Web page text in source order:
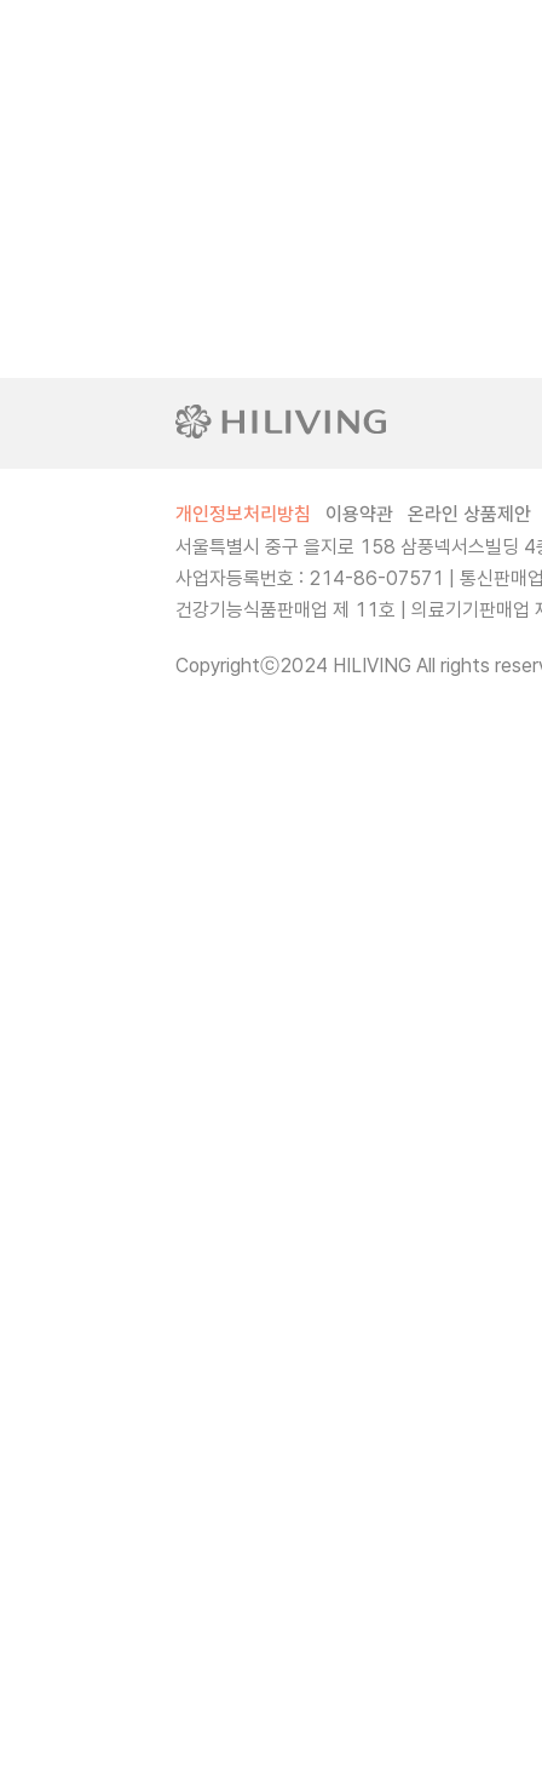
개인정보처리방침 이용약관
온라인 상품제안
서울특별시 중구 을지로 158 삼풍넥서스빌딩
사업자등록번호 : 214-86-07571 | 통신판매
건강기능식품판매업 제 11호 | 의료기기판매
Copyrightⓒ2024 HILIVING All rights